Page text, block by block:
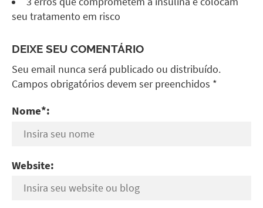
seu tratamento em risco
DEIXE SEU COMENTÁRIO
Seu email nunca será publicado ou distribuído.
Campos obrigatórios devem ser preenchidos *
Nome*:
Website: